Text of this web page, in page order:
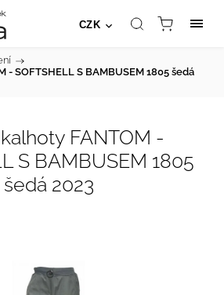
CZK
/
- SOFTSHELL S BAMBUSEM 1805 šedá
FANTOM -
S BAMBUSEM 1805
šedá 2023